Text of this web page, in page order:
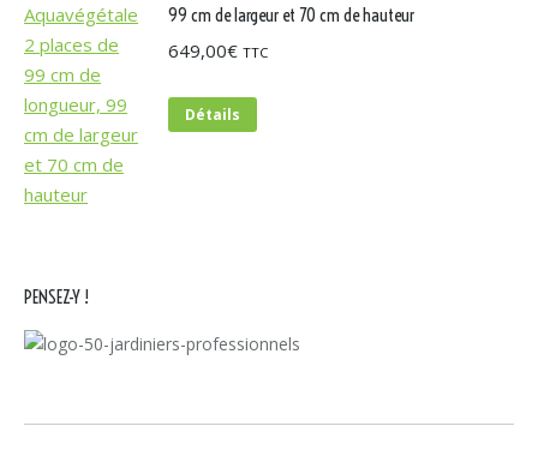
99 cm de largeur et 70 cm de hauteur
649,00€ TTC
Détails
PENSEZ-Y !